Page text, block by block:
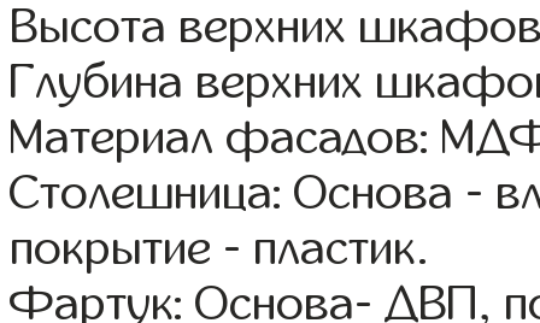
Высота верхних
Глубина верхних
Материал фасадов:
Столешница: Основа -
покрытие - пластик.
Фартук: Основа- ДВП,